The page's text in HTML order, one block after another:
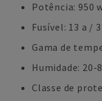
Potência: 950
Fusível: 13 a /
Gama de
Humidade: 20-
Classe de